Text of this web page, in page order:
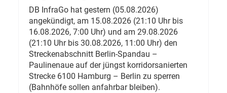
DB InfraGo hat gestern (05.08.2026)
angekündigt, am 15.08.2026 (21:10 Uhr bis
16.08.2026, 7:00 Uhr) und am 29.08.2026
(21:10 Uhr bis 30.08.2026, 11:00 Uhr) den
Streckenabschnitt Berlin-Spandau –
Paulinenaue auf der jüngst korridorsanierten
Strecke 6100 Hamburg – Berlin zu sperren
(Bahnhöfe sollen anfahrbar bleiben).